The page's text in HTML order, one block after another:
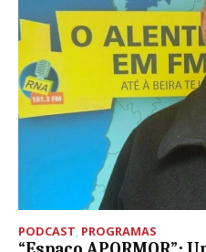
PODCAST, PROGRAMAS